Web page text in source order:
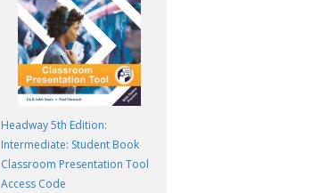
Headway 5th Edition:
Intermediate: Student Book
Classroom Presentation Tool
Access Code